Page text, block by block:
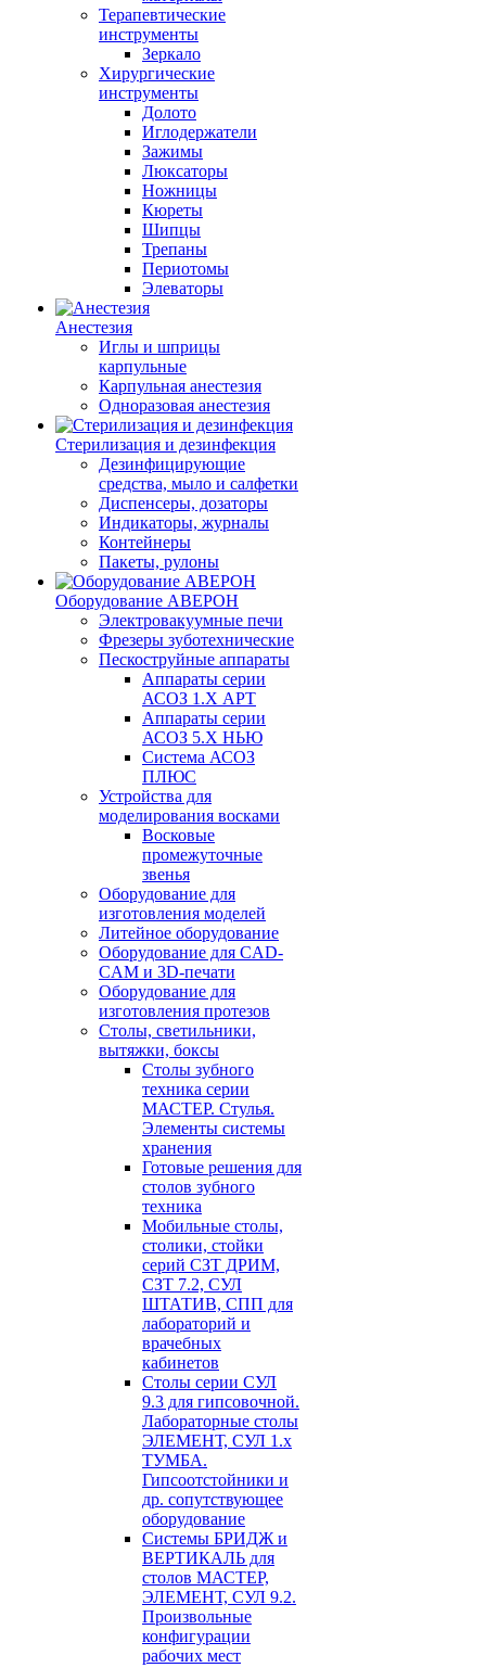
Терапевтические
инструменты
Зеркало
Хирургические
инструменты
Долото
Иглодержатели
Зажимы
Люксаторы
Ножницы
Кюреты
Шипцы
Трепаны
Периотомы
Элеваторы
Анестезия
Иглы и шприцы
карпульные
Карпульная анестезия
Одноразовая анестезия
Стерилизация и дезинфекция
Дезинфицирующие
средства, мыло и салфетки
Диспенсеры, дозаторы
Индикаторы, журналы
Контейнеры
Пакеты, рулоны
Оборудование АВЕРОН
Электровакуумные печи
Фрезеры зуботехнические
Пескоструйные аппараты
Аппараты серии
АСОЗ 1.Х АРТ
Аппараты серии
АСОЗ 5.Х НЬЮ
Система АСОЗ
ПЛЮС
Устройства для
моделирования восками
Восковые
промежуточные
звенья
Оборудование для
изготовления моделей
Литейное оборудование
Оборудование для CAD-
CAM и 3D-печати
Оборудование для
изготовления протезов
Cтолы, светильники,
вытяжки, боксы
Столы зубного
техника серии
МАСТЕР. Стулья.
Элементы системы
хранения
Готовые решения для
столов зубного
техника
Мобильные столы,
столики, стойки
серий СЗТ ДРИМ,
СЗТ 7.2, СУЛ
ШТАТИВ, СПП для
лабораторий и
врачебных
кабинетов
Столы серии СУЛ
9.3 для гипсовочной.
Лабораторные столы
ЭЛЕМЕНТ, СУЛ 1.х
ТУМБА.
Гипсоотстойники и
др. сопутствующее
оборудование
Системы БРИДЖ и
ВЕРТИКАЛЬ для
столов МАСТЕР,
ЭЛЕМЕНТ, СУЛ 9.2.
Произвольные
конфигурации
рабочих мест